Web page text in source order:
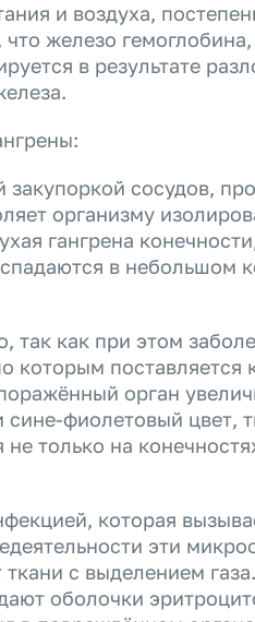
и воздуха,
железо
в результате
закупоркой сосудов,
организму
гангрена
в небольшом
так как при этом
которым поставляется
орган
фиолетовый цвет,
только на
которая
эти
с выделением
оболочки